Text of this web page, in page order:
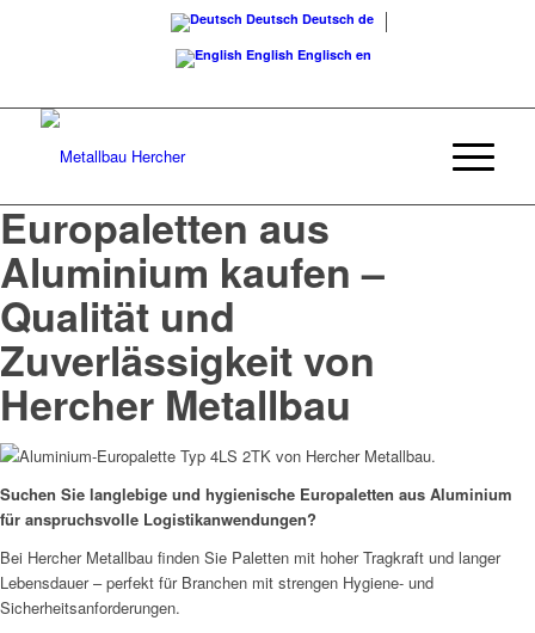
Deutsch Deutsch de
English Englisch en
Europaletten aus
Aluminium kaufen –
Qualität und
Zuverlässigkeit von
Hercher Metallbau
Suchen Sie langlebige und hygienische Europaletten aus Aluminium
für anspruchsvolle Logistikanwendungen?
Bei Hercher Metallbau finden Sie Paletten mit hoher Tragkraft und langer
Lebensdauer – perfekt für Branchen mit strengen Hygiene- und
Sicherheitsanforderungen.